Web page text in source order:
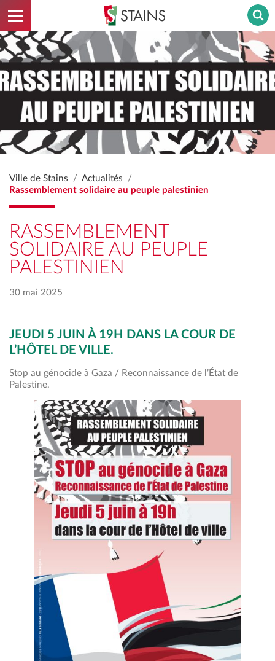
Ouvrir le menu Stains - Retour à l'accueil
Ville de Stains
Actualités
Rassemblement solidaire au peuple palestinien
RASSEMBLEMENT
SOLIDAIRE AU PEUPLE
PALESTINIEN
30 mai 2025
JEUDI 5 JUIN À 19H DANS LA COUR DE
L’HÔTEL DE VILLE.
Stop au génocide à Gaza / Reconnaissance de l’État de
Palestine.